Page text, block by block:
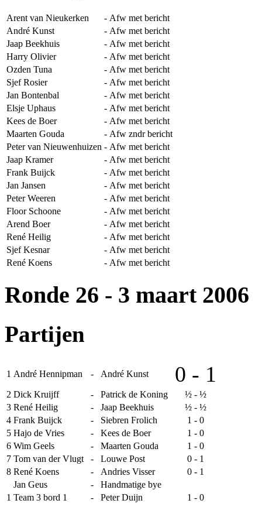
Arent van Nieukerken - Afw met bericht
André Kunst
- Afw met bericht
Jaap Beekhuis
- Afw met bericht
Harry Olivier
- Afw met bericht
Ozden Tuna
- Afw met bericht
Sjef Rosier
- Afw met bericht
Jan Bontenbal
- Afw met bericht
Elsje Uphaus
- Afw met bericht
Kees de Boer
- Afw met bericht
Maarten Gouda
- Afw zndr bericht
Peter van Nieuwenhuizen - Afw met bericht
Jaap Kramer
- Afw met bericht
Frank Buijck
- Afw met bericht
Jan Jansen
- Afw met bericht
Peter Weeren
- Afw met bericht
Floor Schoone
- Afw met bericht
Arend Boer
- Afw met bericht
René Heilig
- Afw met bericht
Sjef Kesnar
- Afw met bericht
René Koens
- Afw met bericht
Ronde 26 - 3 maart 2006
Partijen
1 André Hennipman - André Kunst 0 - 1
2 Dick Kruijff - Patrick de Koning
½ - ½
3 René Heilig - Jaap Beekhuis
½ - ½
4 Frank Buijck - Siebren Frolich
1 - 0
5 Hajo de Vries - Kees de Boer
1 - 0
6 Wim Geels - Maarten Gouda
1 - 0
7 Tom van der Vlugt - Louwe Post
0 - 1
8 René Koens - Andries Visser
0 - 1
Jan Geus
-
Handmatige bye
1 Team 3 bord 1 - Peter Duijn
1 - 0